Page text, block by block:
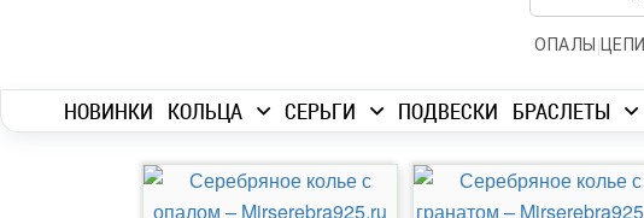
ОПАЛЫ | ЦЕПИ
НОВИНКИ КОЛЬЦА СЕРЬГИ ПОДВЕСКИ БРАСЛЕТЫ